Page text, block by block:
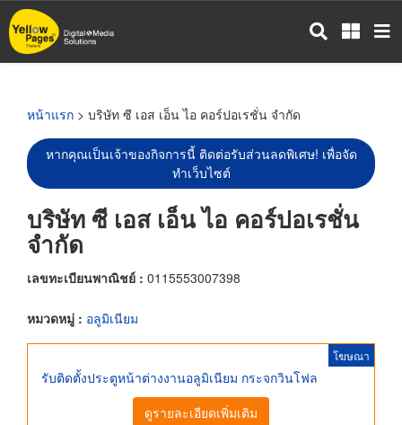
ข้าม
ไป
หน้าแรก > บริษัท ซี เอส เอ็น ไอ คอร์ปอเรชั่น จำกัด
หากคุณเป็นเจ้าของกิจการนี้ ติดต่อรับส่วนลดพิเศษ! เพื่อจัด
ทำเว็บไซต์
บริษัท ซี เอส เอ็น ไอ คอร์ปอเรชั่น
จำกัด
เลขทะเบียนพาณิชย์ : 0115553007398
หมวดหมู่ : อลูมิเนียม
โฆษณา
รับติดตั้งประตูหน้าต่างงานอลูมิเนียม กระจกวินโฟล
ดูรายละเอียดเพิ่มเติม